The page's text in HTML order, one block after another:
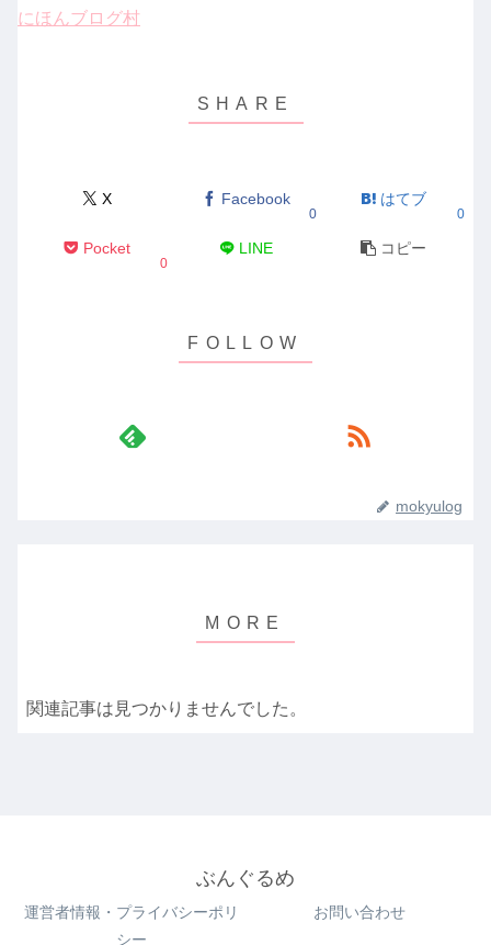
にほんブログ村
X Facebook
0
はてブ
0
Pocket
0
LINE コピー
mokyulog
関連記事は見つかりませんでした。
ぶんぐるめ
運営者情報・プライバシーポリ
シー
お問い合わせ